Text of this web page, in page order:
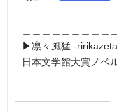
＿＿＿＿＿＿＿＿＿＿
＿＿＿＿＿＿＿＿＿＿
▶︎刺すように燃えるよ
英語版: https://
▶︎凛々風猛 -
日本文学館大賞ノベ